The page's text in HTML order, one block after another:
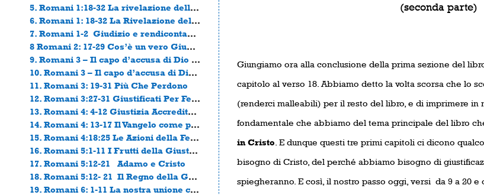
5. Romani 1:18-32 La rivelazione dell’ira di Dio (parte prima)
6. Romani 1: 18-32 La Rivelazione dell’Ira di Dio (parte seconda)
7. Romani 1-2 Giudizio e rendicontabilità
8 Romani 2: 17-29 Cos’è un vero Giudeo
9. Romani 3 – Il capo d’accusa di Dio contro il mondo
10. Romani 3 – Il capo d’accusa di Dio contro il mondo (seconda parte)
11. Romani 3: 19-31 Più Che Perdono
12. Romani 3:27-31 Giustificati Per Fede, Non Per Comportamento
13. Romani 4: 4-12 Giustizia Accreditata e Battesimo
14. Romani 4: 13-17 Il Vangelo come promessa
15. Romani 4:18:25 Le Azioni della Fede
16. Romani 5:1-11 I Frutti della Giustificazione
17. Romani 5:12-21 Adamo e Cristo
18. Romani 5:12- 21 Il Regno della Grazia
19. Romani 6: 1-11 La nostra unione con Cristo
(seconda parte)
Giungiamo ora alla conclusione della prima sezione del
capitolo al verso 18. Abbiamo detto la volta scorsa che lo
(renderci malleabili) per il resto del libro, e di imprimere in
fondamentale che abbiamo del tema principale del libro
in Cristo . E dunque questi tre primi capitoli ci dicono
bisogno di Cristo, del perché abbiamo bisogno di
spiegheranno. E così, il nostro passo oggi, versi da 9 a 20